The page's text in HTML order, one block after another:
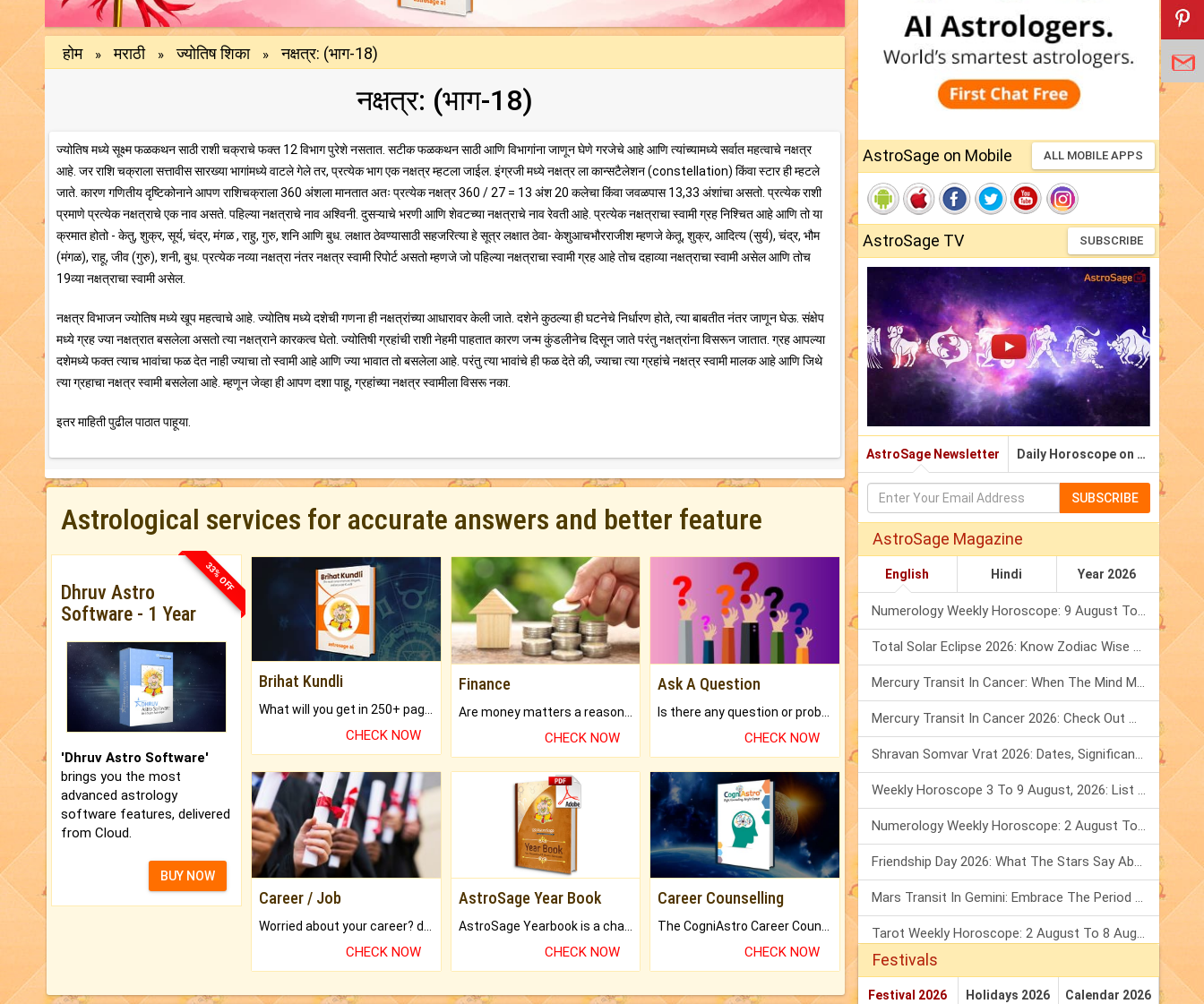
होम » मराठी » ज्योतिष शिका » नक्षत्र: (भाग-18)
नक्षत्र: (भाग-18)
ज्योतिष मध्ये सूक्ष्म फळकथन साठी राशी चक्राचे फक्त 12 विभाग पुरेशे नसतात. सटीक फळकथन साठी आणि विभागांना जाणून घेणे गरजेचे आहे आणि त्यांच्यामध्ये सर्वात महत्वाचे नक्षत्र
आहे. जर राशि चक्राला सत्तावीस सारख्या भागांमध्ये वाटले गेले तर, प्रत्येक भाग एक नक्षत्र म्हटला जाईल. इंग्रजी मध्ये नक्षत्र ला कान्‍सटैलेशन (constellation) किंवा स्टार ही म्हटले
जाते. कारण गणितीय दृष्टिकोनाने आपण राशिचक्राला 360 अंशला मानतात अतः प्रत्येक नक्षत्र 360 / 27 = 13 अंश 20 कलेचा किंवा जवळपास 13,33 अंशांचा असतो. प्रत्येक राशी
प्रमाणे प्रत्येक नक्षत्राचे एक नाव असते. पहिल्या नक्षत्राचे नाव अश्विनी. दुसऱ्याचे भरणी आणि शेवटच्या नक्षत्राचे नाव रेवती आहे. प्रत्येक नक्षत्राचा स्वामी ग्रह निश्चित आहे आणि तो या
क्रमात होतो - केतु, शुक्र, सूर्य, चंद्र, मंगळ , राहु, गुरु, शनि आणि बुध. लक्षात ठेवण्यासाठी सहजरित्या हे सूत्र लक्षात ठेवा- केशुआचभौरराजीश म्हणजे केतू, शुक्र, आदित्य (सुर्य), चंद्र, भौम
(मंगळ), राहू, जीव (गुरु), शनी, बुध. प्रत्येक नव्या नक्षत्रा नंतर नक्षत्र स्वामी रिपोर्ट असतो म्हणजे जो पहिल्या नक्षत्राचा स्वामी ग्रह आहे तोच दहाव्या नक्षत्राचा स्वामी असेल आणि तोच
19व्या नक्षत्राचा स्वामी असेल.
नक्षत्र विभाजन ज्योतिष मध्ये खूप महत्वाचे आहे. ज्योतिष मध्ये दशेची गणना ही नक्षत्रांच्या आधारावर केली जाते. दशेने कुठल्या ही घटनेचे निर्धारण होते, त्या बाबतीत नंतर जाणून घेऊ. संक्षेप
मध्ये ग्रह ज्या नक्षत्रात बसलेला असतो त्या नक्षत्राने कारकत्व घेतो. ज्योतिषी ग्रहांची राशी नेहमी पाहतात कारण जन्म कुंडलीनेच दिसून जाते परंतु नक्षत्रांना विसरून जातात. ग्रह आपल्या
दशेमध्ये फक्त त्याच भावांचा फळ देत नाही ज्याचा तो स्वामी आहे आणि ज्या भावात तो बसलेला आहे. परंतु त्या भावांचे ही फळ देते की, ज्याचा त्या ग्रहांचे नक्षत्र स्वामी मालक आहे आणि जिथे
त्या ग्रहाचा नक्षत्र स्वामी बसलेला आहे. म्हणून जेव्हा ही आपण दशा पाहू, ग्रहांच्या नक्षत्र स्वामीला विसरू नका.
इतर माहिती पुढील पाठात पाहूया.
Astrological services for accurate answers and better feature
33% OFF
Dhruv Astro
Software - 1 Year
'Dhruv Astro Software'
brings you the most
advanced astrology
software features, delivered
from Cloud.
BUY NOW
Brihat Kundli
CHECK NOW
Finance
CHECK NOW
Ask A Question
CHECK NOW
Career / Job
CHECK NOW
AstroSage Year Book
CHECK NOW
Career Counselling
CHECK NOW
AstroSage on Mobile ALL MOBILE APPS
AstroSage TV SUBSCRIBE
AstroSage Newsletter Daily Horoscope on Email
SUBSCRIBE
AstroSage Magazine
English Hindi Year 2026
Numerology Weekly Horoscope: 9 August To 15 August, 2026
Total Solar Eclipse 2026: Know Zodiac Wise Prediction
Mercury Transit In Cancer: When The Mind Meets The Heart!
Mercury Transit In Cancer 2026: Check Out What It Brings For You
Shravan Somvar Vrat 2026: Dates, Significance & Rituals In August
Weekly Horoscope 3 To 9 August, 2026: List Of Fasts & Festivals
Numerology Weekly Horoscope: 2 August To 8 August, 2026
Friendship Day 2026: What The Stars Say About Your Best Friend!
Mars Transit In Gemini: Embrace The Period Full Of Energy & Intelligence
Tarot Weekly Horoscope: 2 August To 8 August, 2026
Festivals
Festival 2026 Holidays 2026 Calendar 2026